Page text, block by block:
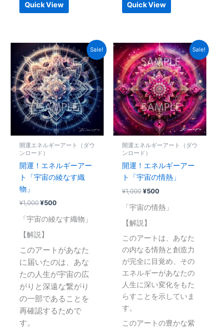
Quick View Quick View
Sale!
開運エネルギーアート（ダウ
ンロード）
開運！エネルギーアー
ト「宇宙の綾なす織
物」
¥1,000
元
の
価
格
は
¥1,000
で
し
た。
¥500
現
在
の
価
格
は
¥500
で
す。
「宇宙の綾なす織物」
【解説】
このアートがあなた
に届いたのは、あな
たの人生が宇宙の広
がりと深遠な繋がり
の一部であることを
再確認するためで
す。
Sale!
開運エネルギーアート（ダウ
ンロード）
開運！エネルギーアー
ト「宇宙の情熱」
¥1,000
元
の
価
格
は
¥1,000
で
し
た。
¥500
現
在
の
価
格
は
¥500
で
す。
「宇宙の情熱」
【解説】
このアートは、あなた
の内なる情熱と創造力
が完全に目覚め、その
エネルギーがあなたの
人生に深い変化をもた
らすことを示していま
す。
このアートの豊かな紫